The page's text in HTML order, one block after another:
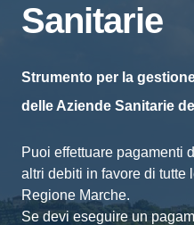
Sanitarie
Strumento per la
delle Aziende Sanitarie
Puoi effettuare pagamenti
altri debiti in favore di tutte
Regione Marche.
Se devi eseguire un